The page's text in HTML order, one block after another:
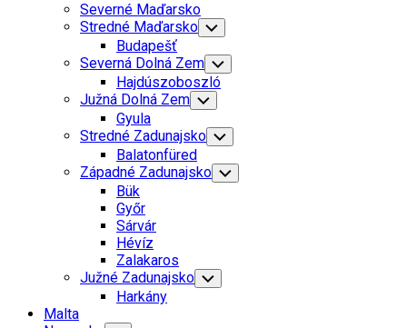
ParentSeverné Maďarsko
Stredné Maďarsko Toggle
Child
Menu
Budapešť
Severná Dolná Zem Toggle
Child
Menu
Hajdúszoboszló
Južná Dolná Zem Toggle
Child
Menu
Gyula
Stredné Zadunajsko Toggle
Child
Menu
Balatonfüred
Current
Page
Parent
Západné Zadunajsko Toggle
Child
Bük
Győr
Current
Page
Parent
Sárvár
Hévíz
Zalakaros
Južné Zadunajsko Toggle
Child
Harkány
Malta